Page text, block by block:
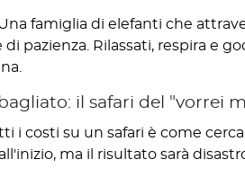
famiglia di elefanti che
pazienza. Rilassati, respira e
il safari del "vorrei
i costi su un safari è come
ma il risultato sarà